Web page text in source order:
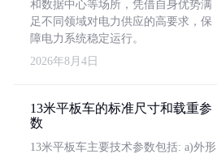
和数据中心等场所，凭借自身优势满
足不同领域对电力供应的高要求，保
障电力系统稳定运行。
2026年8月4日
13米平板车的标准尺寸和载重参
数
13米平板车主要技术参数包括: a)外形